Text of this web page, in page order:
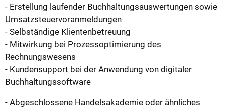
- Erstellung laufender Buchhaltungsauswertungen sowie
Umsatzsteuervoranmeldungen
- Selbständige Klientenbetreuung
- Mitwirkung bei Prozessoptimierung des
Rechnungswesens
- Kundensupport bei der Anwendung von digitaler
Buchhaltungssoftware
- Abgeschlossene Handelsakademie oder ähnliches